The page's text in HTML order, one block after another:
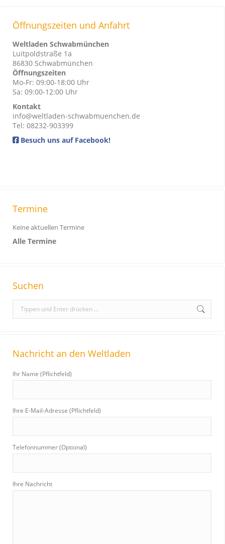
Öffnungszeiten und Anfahrt
Weltladen Schwabmünchen
Luitpoldstraße 1a
86830 Schwabmünchen
Öffnungszeiten
Mo-Fr: 09:00-18:00 Uhr
Sa: 09:00-12:00 Uhr
Kontakt
info@weltladen-schwabmuenchen.de
Tel: 08232-903399
Besuch uns auf Facebook!
Termine
Keine aktuellen Termine
Alle Termine
Suchen
e
c
:
Nachricht an den Weltladen
Ihr Name (Pflichtfeld)
Ihre E-Mail-Adresse (Pflichtfeld)
Telefonnummer (Optional)
Ihre Nachricht